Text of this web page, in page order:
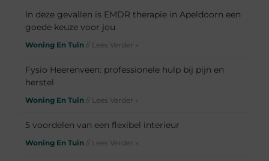
In deze gevallen is EMDR therapie in Apeldoorn een
goede keuze voor jou
Woning En Tuin // Lees Verder »
Fysio Heerenveen: professionele hulp bij pijn en
herstel
Woning En Tuin // Lees Verder »
5 voordelen van een flexibel interieur
Woning En Tuin // Lees Verder »